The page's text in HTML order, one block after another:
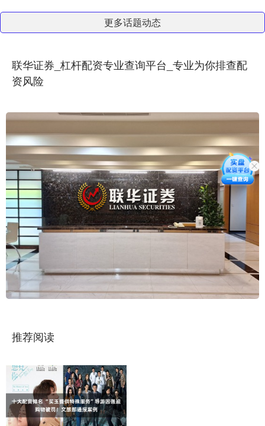
更多话题动态
联华证券_杠杆配资专业查询平台_专业为你排查配
资风险
推荐阅读